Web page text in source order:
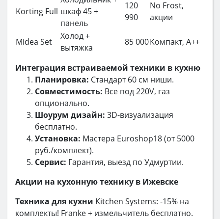
Korting Full шкаф 45 +
панель
120
990
No Frost,
акции
Midea Set
Холод +
вытяжка
85 000Компакт, A++
Интеграция встраиваемой техники в кухню
Планировка: Стандарт 60 см ниши.
Совместимость: Все под 220V, газ
опционально.
Шоурум дизайн: 3D-визуализация
бесплатно.
Установка: Мастера Euroshop18 (от 5000
руб./комплект).
Сервис: Гарантия, выезд по Удмуртии.
Акции на кухонную технику в Ижевске
Техника для кухни Kitchen Systems: -15% на
комплекты! Franke + измельчитель бесплатно.